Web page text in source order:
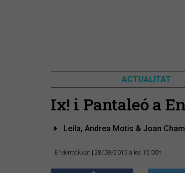
ACTUALITAT
Ix! i Pantaleó a
Leila, Andrea Motis & Joan
Enderrock.cat | 28/09/2015 a les 15:00h